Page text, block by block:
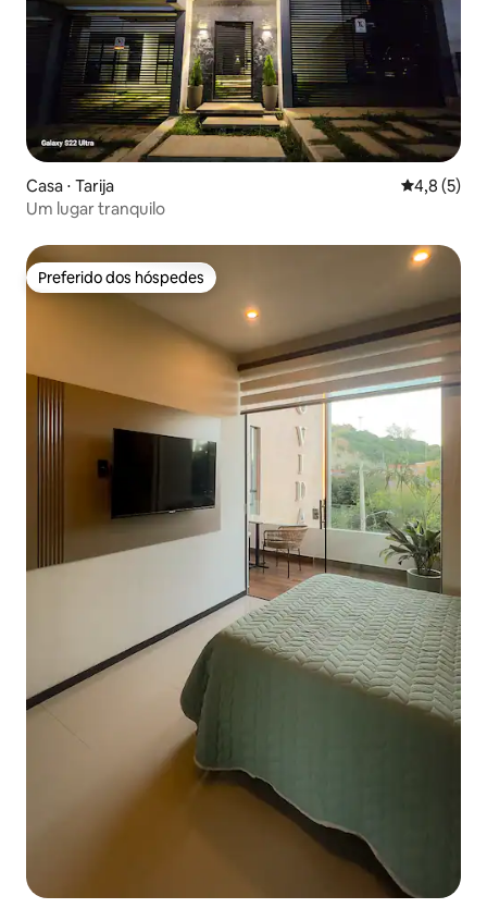
Casa ⋅ Tarija 4,8 de
4,8 (5)
Um lugar tranquilo
Preferido dos hóspedes
Preferido dos hóspedes